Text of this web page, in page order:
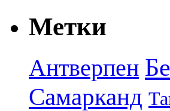
Метки
Антверпен
Самарканд